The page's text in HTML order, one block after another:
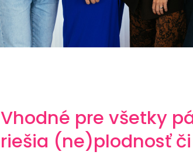
Vhodné pre všetky
riešia (ne)plodnosť